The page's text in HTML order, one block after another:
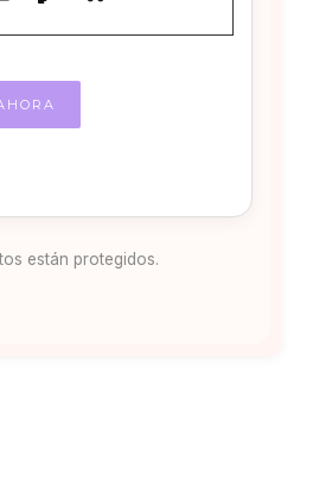
están protegidos.